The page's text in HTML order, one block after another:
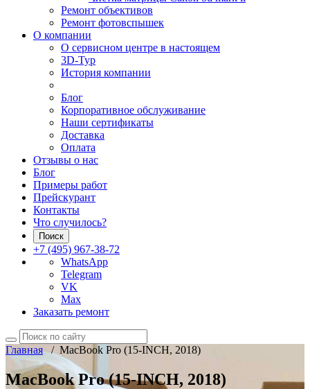
Ремонт объективов
Ремонт фотовспышек
О компании
О сервисном центре в настоящем
3D-Тур
История компании
Блог
Корпоративное обслуживание
Наши сертификаты
Доставка
Оплата
Отзывы о нас
Блог
Примеры работ
Прейскурант
Контакты
Что случилось?
Поиск
+7 (495) 967-38-72
WhatsApp
Telegram
VK
Max
Заказать ремонт
Главная/ MacBook Pro (15-INCH, 2018)
MacBook Pro (15-INCH, 2018)